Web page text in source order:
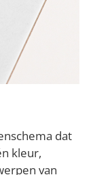
dat
kleur,
van